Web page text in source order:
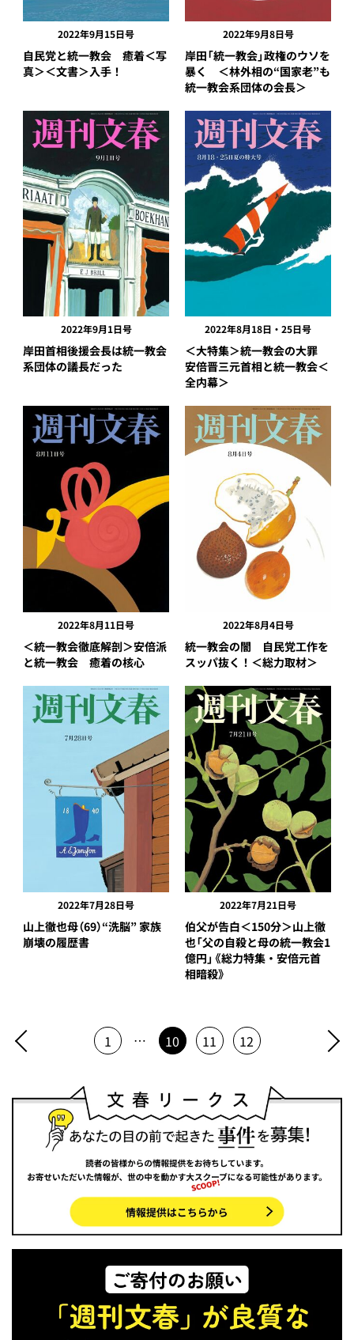
2022年9月15日号
自民党と統一教会 癒着＜写
真＞＜文書＞入手！
2022年9月8日号
岸田「統一教会」政権のウソを
暴く ＜林外相の“国家老”も
統一教会系団体の会長＞
2022年9月1日号
岸田首相後援会長は統一教会
系団体の議長だった
2022年8月18日・25日号
＜大特集＞統一教会の大罪
安倍晋三元首相と統一教会＜
全内幕＞
2022年8月11日号
＜統一教会徹底解剖＞安倍派
と統一教会 癒着の核心
2022年8月4日号
統一教会の闇 自民党工作を
スッパ抜く！＜総力取材＞
2022年7月28日号
山上徹也母（69）“洗脳” 家族
崩壊の履歴書
2022年7月21日号
伯父が告白＜150分＞山上徹
也「父の自殺と母の統一教会1
億円」《総力特集・安倍元首
相暗殺》
1 … 10 11 12